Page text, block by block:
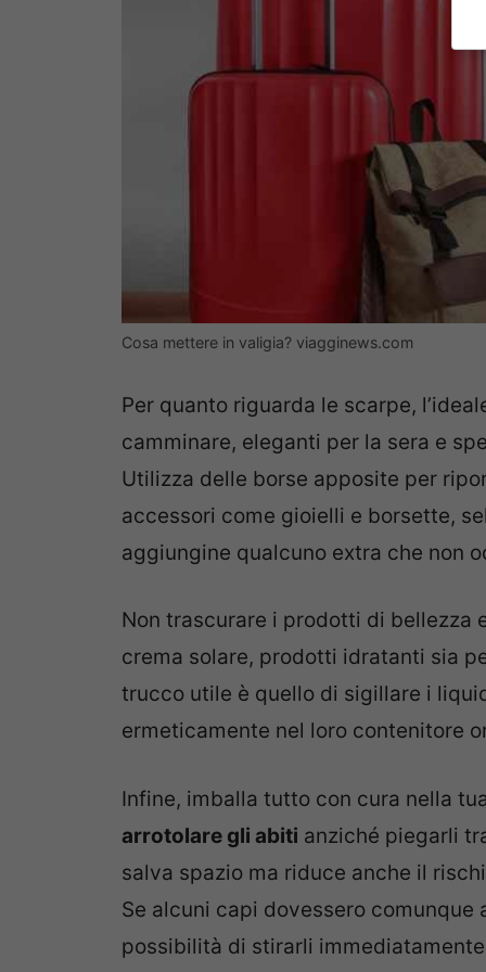
Cosa mettere in valigia? viagginews.com
Per quanto riguarda le scarpe,
camminare, eleganti per la sera e
Utilizza delle borse apposite per
accessori come gioielli e borsette,
aggiungine qualcuno extra che non
Non trascurare i prodotti di bellezza
crema solare, prodotti idratanti sia
trucco utile è quello di sigillare i
ermeticamente nel loro contenitore
Infine, imballa tutto con cura nella
arrotolare gli abiti anziché piegarli
salva spazio ma riduce anche il
Se alcuni capi dovessero
possibilità di stirarli